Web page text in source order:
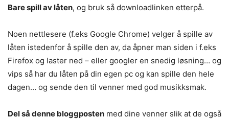
Bare spill av låten, og bruk så downloadlinken etterpå.
Noen nettlesere (f.eks Google Chrome) velger å spille av
låten istedenfor å spille den av, da åpner man siden i f.eks
Firefox og laster ned – eller googler en snedig løsning… og
vips så har du låten på din egen pc og kan spille den hele
dagen… og sende den til venner med god musikksmak.
Del så denne bloggposten med dine venner slik at de også